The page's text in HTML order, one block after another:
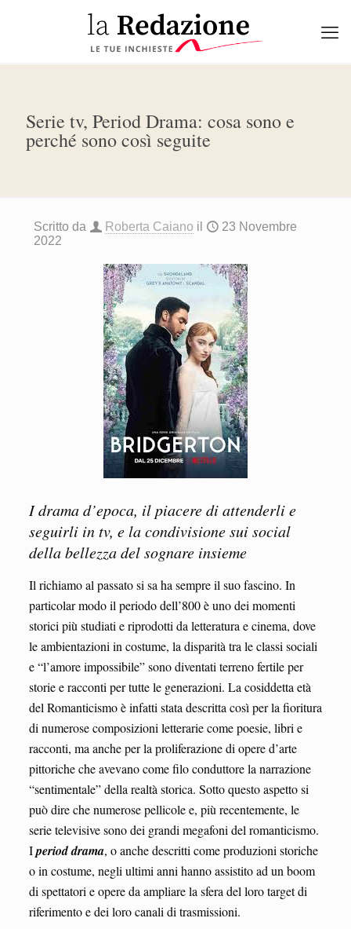
Serie tv, Period Drama: cosa sono e
perché sono così seguite
Scritto da Roberta Caiano il
23 Novembre
2022
I drama d’epoca, il piacere di attenderli e
seguirli in tv, e la condivisione sui social
della bellezza del sognare insieme
Il richiamo al passato si sa ha sempre il suo fascino. In
particolar modo il periodo dell’800 è uno dei momenti
storici più studiati e riprodotti da letteratura e cinema, dove
le ambientazioni in costume, la disparità tra le classi sociali
e “l’amore impossibile” sono diventati terreno fertile per
storie e racconti per tutte le generazioni. La cosiddetta età
del Romanticismo è infatti stata descritta così per la fioritura
di numerose composizioni letterarie come poesie, libri e
racconti, ma anche per la proliferazione di opere d’arte
pittoriche che avevano come filo conduttore la narrazione
“sentimentale” della realtà storica. Sotto questo aspetto si
può dire che numerose pellicole e, più recentemente, le
serie televisive sono dei grandi megafoni del romanticismo.
Iperiod drama, o anche descritti come produzioni storiche
o in costume, negli ultimi anni hanno assistito ad un boom
di spettatori e opere da ampliare la sfera del loro target di
riferimento e dei loro canali di trasmissioni.